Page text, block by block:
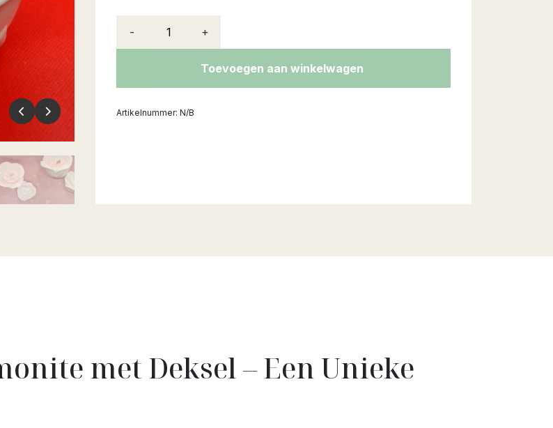
- +
Toevoegen aan winkelwagen
Artikelnummer: N/B
met Deksel – Een Unieke